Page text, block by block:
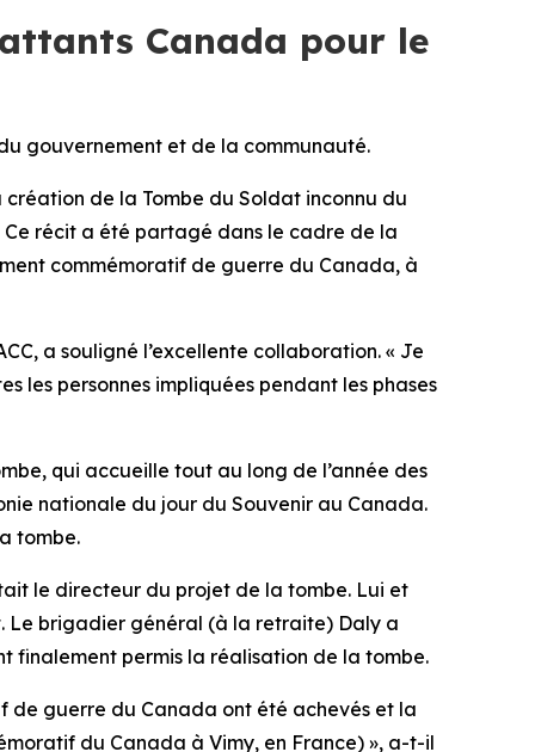
Canada pour le
gouvernement et de la communauté.
création de la Tombe du Soldat inconnu du
Ce récit a été partagé dans le cadre de la
commémoratif de guerre du Canada, à
a souligné l’excellente collaboration. « Je
les personnes impliquées pendant les phases
qui accueille tout au long de l’année des
nationale du jour du Souvenir au Canada.
tombe.
le directeur du projet de la tombe. Lui et
Le brigadier général (à la retraite) Daly a
finalement permis la réalisation de la tombe.
de guerre du Canada ont été achevés et la
du Canada à Vimy, en France) », a-t-il